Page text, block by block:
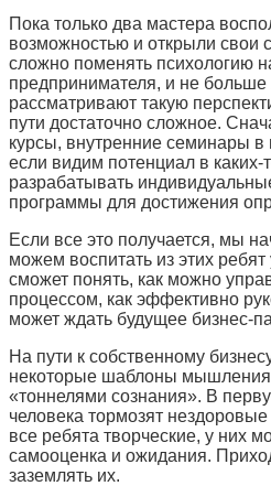
Пока только два мастера
возможностью и открыли свои
сложно поменять психологию
предпринимателя, и не больше
рассматривают такую
пути достаточно сложное.
курсы, внутренние семинары
если видим потенциал в каких-
разрабатывать
программы для достижения
Если все это получается, мы
можем воспитать из этих
сможет понять, как можно
процессом, как эффективно
может ждать будущее бизнес-
На пути к собственному
некоторые шаблоны
«тоннелями сознания». В
человека тормозят
все ребята творческие, у них
самооценка и ожидания.
заземлять их.